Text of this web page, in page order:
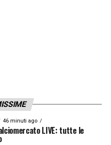
46 minuti ago
LIVE: tutte le